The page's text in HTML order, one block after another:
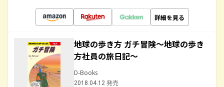
詳細を見る
地球の歩き方 ガチ冒険～地球の歩き
方社員の旅日記～
D-Books
2018.04.12 発売